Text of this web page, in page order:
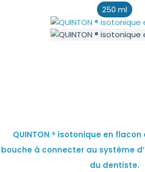
250 ml
QUINTON ® isotonique en flacon
bouche à connecter au système
du dentiste.